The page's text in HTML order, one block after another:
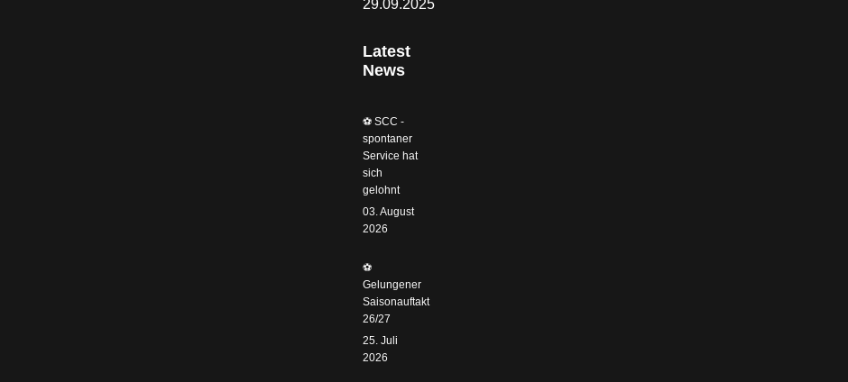
29.09.2025
Latest
News
⚽️ SCC -
spontaner
Service hat
sich
gelohnt
03. August
2026
⚽️
Gelungener
Saisonauftakt
26/27
25. Juli
2026